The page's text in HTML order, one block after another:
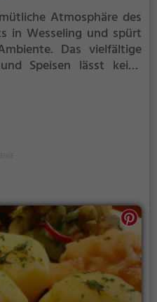
Atmosphäre des
in Wesseling und spürt
Das vielfältige
Speisen lässt keine
Gerichte oder ein
für jeden Geschmack